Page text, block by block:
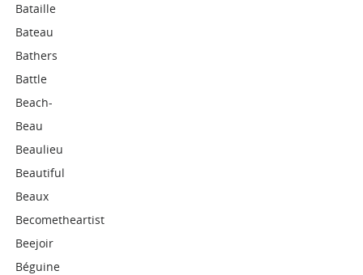
Bataille
Bateau
Bathers
Battle
Beach-
Beau
Beaulieu
Beautiful
Beaux
Becometheartist
Beejoir
Béguine